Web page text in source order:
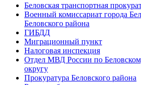
Беловская транспортная
Военный комиссариат города
Беловского района
ГИБДД
Миграционный пункт
Налоговая инспекция
Отдел МВД России по
округу
Прокуратура Беловского района